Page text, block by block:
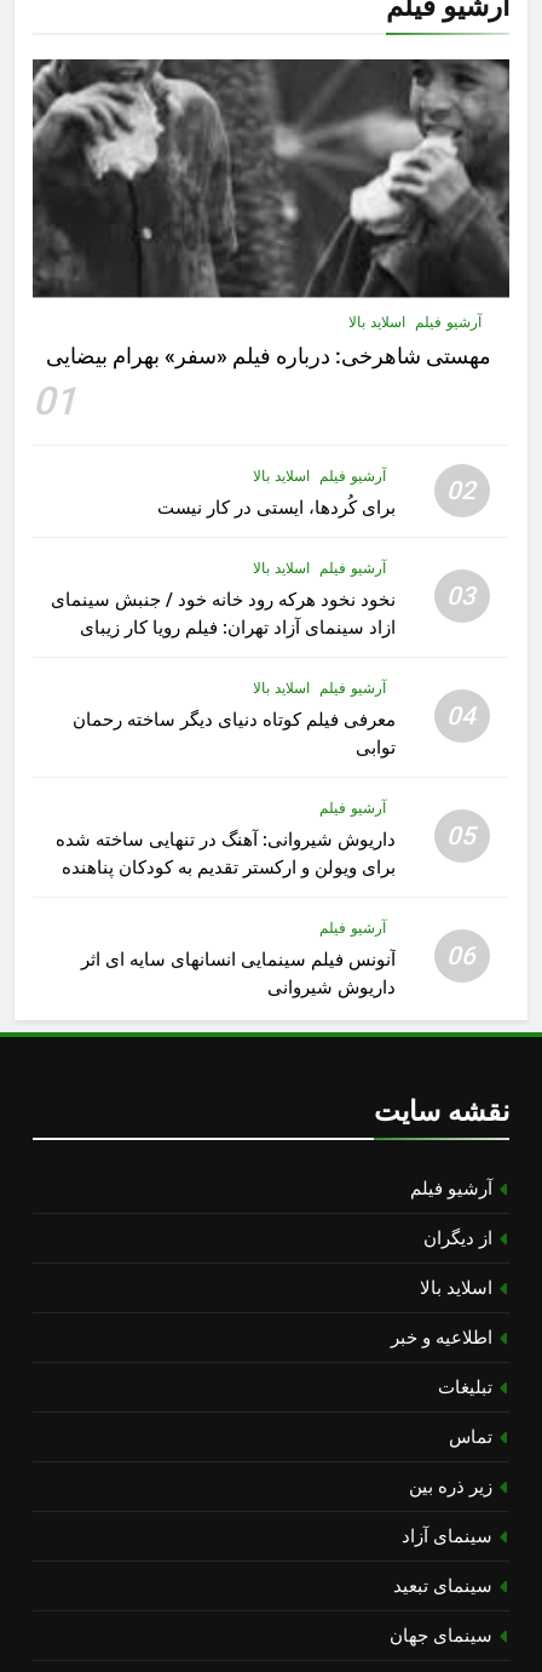
آرشیو فیلم اسلاید بالا
مهستى شاهرخى:‌ درباره فيلم «سفر» بهرام بیضایی
01
02 آرشیو فیلم اسلاید بالا
برای کُردها، ایستی در کار نیست
03
آرشیو فیلم اسلاید بالا
نخود نخود هرکه رود خانه خود / جنبش سینمای
ازاد سینمای آزاد تهران: فیلم رویا کار زیبای
04
آرشیو فیلم اسلاید بالا
معرفی فیلم کوتاه دنیای دیگر ساخته رحمان
توابی
05
آرشیو فیلم
داریوش شیروانی: آهنگ در تنهایی ساخته شده
برای ویولن و ارکستر تقدیم به کودکان پناهنده
06
آرشیو فیلم
آنونس فیلم سینمایی انسانهای سایه ای اثر
داریوش شیروانی
نقشه سایت
آرشیو فیلم
از دیگران
اسلاید بالا
اطلاعیه و خبر
تبلیغات
تماس
زیر ذره بین
سینمای آزاد
سینمای تبعید
سینمای جهان